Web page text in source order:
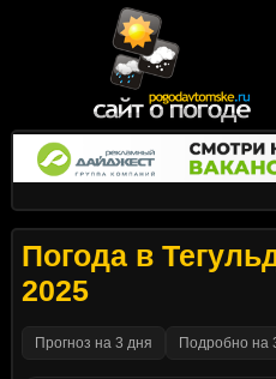
Погода в
2025
Прогноз на 3 дня Подробно на